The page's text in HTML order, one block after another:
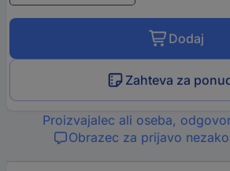
Dodaj
Zahteva za
Proizvajalec ali oseba,
Obrazec za prijavo